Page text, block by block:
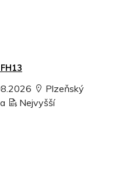
Plzeňský
Nejvyšší